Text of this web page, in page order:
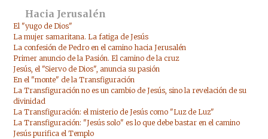
Hacia Jerusalén
El "yugo de Dios"
La mujer samaritana. La fatiga de Jesús
La confesión de Pedro en el camino hacia Jerusalén
Primer anuncio de la Pasión. El camino de la cruz
Jesús, el "Siervo de Dios", anuncia su pasión
En el "monte" de la Transfiguración
La Transfiguración no es un cambio de Jesús, sino la revelación de su
divinidad
La Transfiguración: el misterio de Jesús como "Luz de Luz"
La Transfiguración: "Jesús solo" es lo que debe bastar en el camino
Jesús purifica el Templo